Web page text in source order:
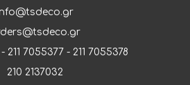
- 211 7055377- 211 7055378
210 2137032